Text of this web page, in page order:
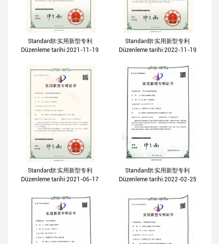
Standard|t:实用新型专利
Düzenleme tarihi:2021-11-19
Standard|t:实用新型专利
Düzenleme tarihi:2022-11-19
Standard|t:实用新型专利
Düzenleme tarihi:2021-06-17
Standard|t:实用新型专利
Düzenleme tarihi:2022-02-25